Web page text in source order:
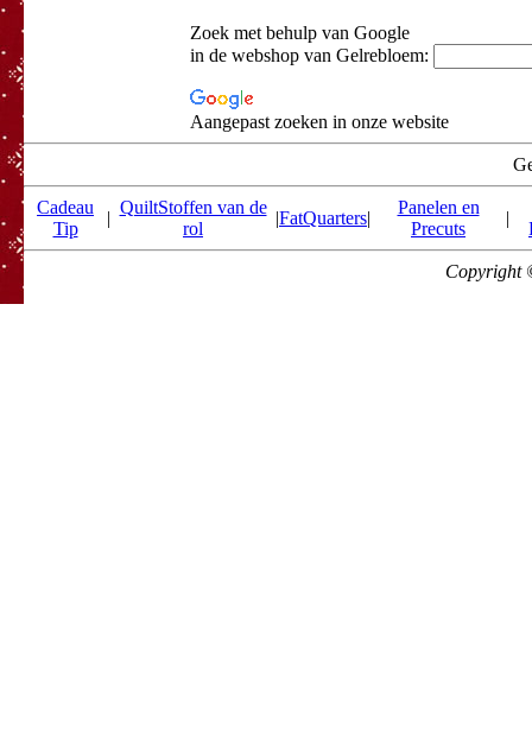
Zoek met behulp van Google
in de webshop van Gelrebloem:
Aangepast zoeken in onze website
Cadeau
Tip
|
QuiltStoffen van de
rol
|FatQuarters|
Panelen en
Precuts
|
Copyright